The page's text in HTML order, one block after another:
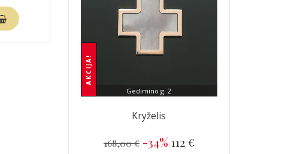
Gedimino g. 2
AKCIJA!
Kryželis
168,00 € -34% 112 €